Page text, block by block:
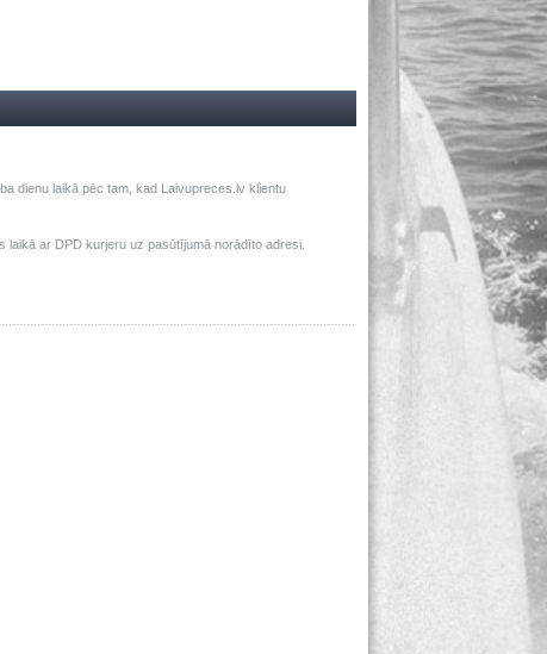
dienu laikā pēc tam, kad Laivupreces.lv klientu
ar DPD kurjeru uz pasūtījumā norādīto adresi.